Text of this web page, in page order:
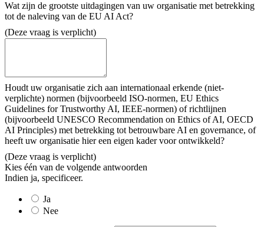
Wat zijn de grootste uitdagingen van uw organisatie met betrekking
tot de naleving van de EU AI Act?
(Deze vraag is verplicht)
Houdt uw organisatie zich aan internationaal erkende (niet-
verplichte) normen (bijvoorbeeld ISO-normen, EU Ethics
Guidelines for Trustworthy AI, IEEE-normen) of richtlijnen
(bijvoorbeeld UNESCO Recommendation on Ethics of AI, OECD
AI Principles) met betrekking tot betrouwbare AI en governance, of
heeft uw organisatie hier een eigen kader voor ontwikkeld?
(Deze vraag is verplicht)
Kies één van de volgende antwoorden
Indien ja, specificeer.
Ja
Nee